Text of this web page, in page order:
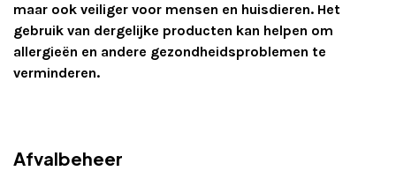
maar ook veiliger voor mensen en huisdieren. Het
gebruik van dergelijke producten kan helpen om
allergieën en andere gezondheidsproblemen te
verminderen.
Afvalbeheer